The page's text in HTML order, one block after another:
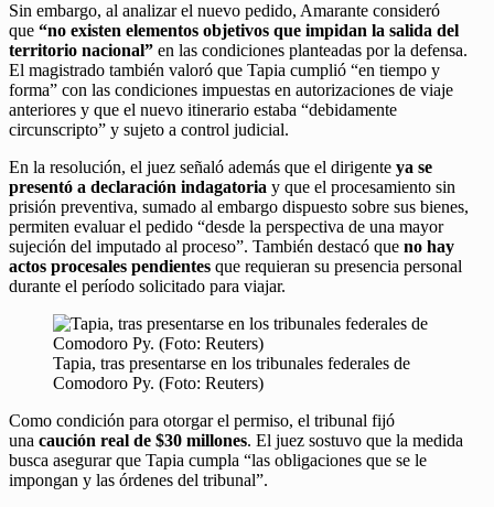
Sin embargo, al analizar el nuevo pedido, Amarante consideró
que “no existen elementos objetivos que impidan la salida del
territorio nacional” en las condiciones planteadas por la defensa.
El magistrado también valoró que Tapia cumplió “en tiempo y
forma” con las condiciones impuestas en autorizaciones de viaje
anteriores y que el nuevo itinerario estaba “debidamente
circunscripto” y sujeto a control judicial.
En la resolución, el juez señaló además que el dirigente ya se
presentó a declaración indagatoria y que el procesamiento sin
prisión preventiva, sumado al embargo dispuesto sobre sus bienes,
permiten evaluar el pedido “desde la perspectiva de una mayor
sujeción del imputado al proceso”. También destacó que no hay
actos procesales pendientes que requieran su presencia personal
durante el período solicitado para viajar.
Tapia, tras presentarse en los tribunales federales de
Comodoro Py. (Foto: Reuters)
Como condición para otorgar el permiso, el tribunal fijó
una caución real de $30 millones. El juez sostuvo que la medida
busca asegurar que Tapia cumpla “las obligaciones que se le
impongan y las órdenes del tribunal”.